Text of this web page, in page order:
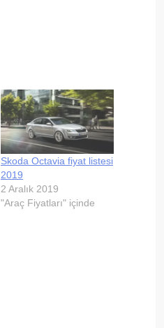
Skoda Octavia fiyat listesi
2019
2 Aralık 2019
"Araç Fiyatları" içinde